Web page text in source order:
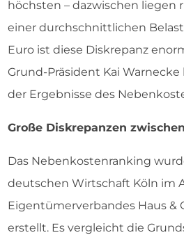
höchsten – dazwischen liegen
einer durchschnittlichen
Euro ist diese Diskrepanz
Grund-Präsident Kai
der Ergebnisse des
Große Diskrepanzen
Das Nebenkostenranking
deutschen Wirtschaft Köln im
Eigentümerverbandes Haus &
erstellt. Es vergleicht die